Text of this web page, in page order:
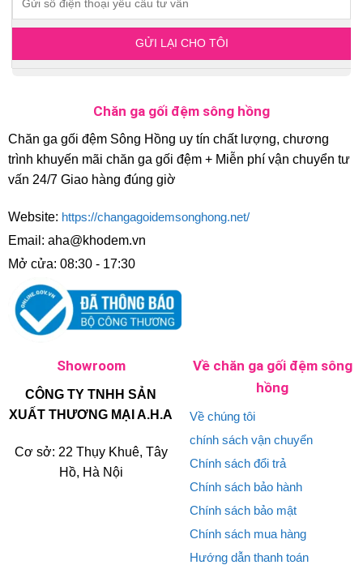
Chăn ga gối đệm sông hồng
Chăn ga gối đệm Sông Hồng uy tín chất lượng, chương
trình khuyến mãi chăn ga gối đệm + Miễn phí vận chuyển tư
vấn 24/7 Giao hàng đúng giờ
Website: https://changagoidemsonghong.net/
Email: aha@khodem.vn
Mở cửa: 08:30 - 17:30
Showroom
CÔNG TY TNHH SẢN
XUẤT THƯƠNG MẠI A.H.A
Cơ sở: 22 Thụy Khuê, Tây
Hồ, Hà Nội
Về chăn ga gối đệm sông
hồng
Về chúng tôi
chính sách vận chuyển
Chính sách đổi trả
Chính sách bảo hành
Chính sách bảo mật
Chính sách mua hàng
Hướng dẫn thanh toán